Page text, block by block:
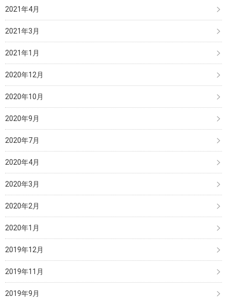
2021年4月
2021年3月
2021年1月
2020年12月
2020年10月
2020年9月
2020年7月
2020年4月
2020年3月
2020年2月
2020年1月
2019年12月
2019年11月
2019年9月